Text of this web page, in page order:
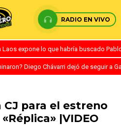
RADIO EN VIVO
Laos expone lo que habría buscado
Diego Chávarri dejó de seguir a
CJ para el estreno
|VIDEO